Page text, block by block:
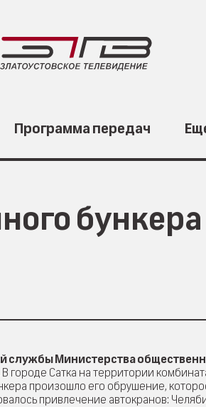
Программа передач
службы Министерства
В городе Сатка на территории
произошло его обрушение,
привлечение автокранов: